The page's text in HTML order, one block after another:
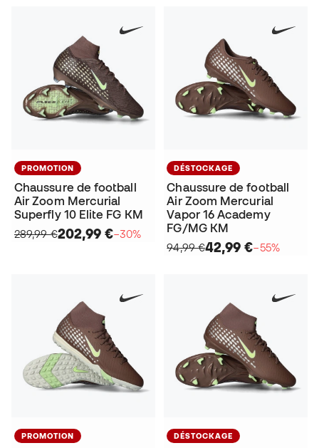
PROMOTION
Chaussure de football
Air Zoom Mercurial
Superfly 10 Elite FG KM
289,99 €202,99 €−30%
DÉSTOCKAGE
Chaussure de football
Air Zoom Mercurial
Vapor 16 Academy
FG/MG KM
94,99 €42,99 €−55%
PROMOTION DÉSTOCKAGE